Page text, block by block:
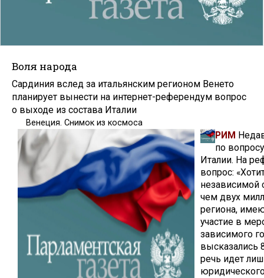
Воля народа
Сардиния вслед за итальянским регионом Венето
планирует вынести на интернет-референдум вопрос
о выходе из состава Италии
Венеция. Снимок из космоса
РИМ
по
Италии. На
вопрос:
независимой
чем двух
региона,
участие в
зависимого
высказались
речь идет